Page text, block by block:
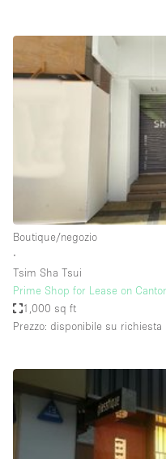
Camion
Container
Fiera/festival
Negozio in centro
Sala conferenze
Sala riunioni
Spazio creativo
Spazio hall
Spazio per Eventi
Spazio pubblicitario
Boutique/negozio
∙
Tsim Sha Tsui
Prime Shop for Lease on
1,000 sq ft
Prezzo: disponibile su richiesta